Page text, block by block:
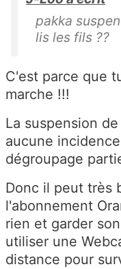
pakka
lis les fils ??
C'est parce que
marche !!!
La suspension
aucune
dégroupage
Donc il peut très
l'abonnement
rien et garder
utiliser une
distance pour